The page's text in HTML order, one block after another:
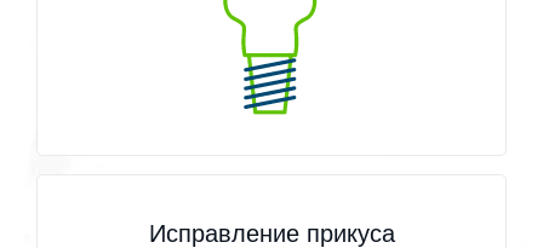
Исправление прикуса